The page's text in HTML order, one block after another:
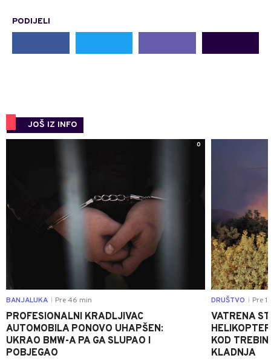
PODIJELI
JOŠ IZ INFO
0
BANJALUKA Pre 46 min
PROFESIONALNI KRADLJIVAC
AUTOMOBILA PONOVO UHAPŠEN:
UKRAO BMW-A PA GA SLUPAO I
POBJEGAO
DRUŠTVO Pre 1
VATRENA
KOD
KLADNJA